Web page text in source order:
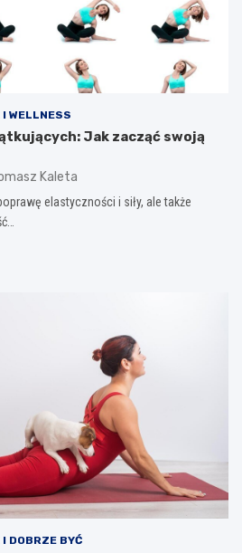
I WELLNESS
Jak zacząć swoją
Kaleta
elastyczności i siły, ale także
I DOBRZE BYĆ